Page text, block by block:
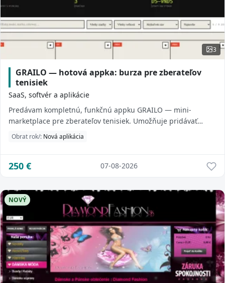
3
GRAILO — hotová appka: burza pre zberateľov
tenisiek
SaaS, softvér a aplikácie
Predávam kompletnú, funkčnú appku GRAILO — mini-
marketplace pre zberateľov tenisiek. Umožňuje pridávať
inzeráty, filtrovať podľa značky/veľkosti/st...
Obrat rok/: Nová aplikácia
250 € 07-08-2026
NOVÝ